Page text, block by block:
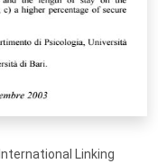
Linking